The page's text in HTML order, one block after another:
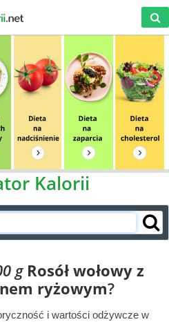
Kalorii
g Rosół wołowy z
ryżowym?
i wartości odżywcze w